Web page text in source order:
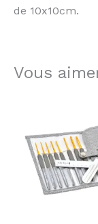
de 10x10cm.
Vous